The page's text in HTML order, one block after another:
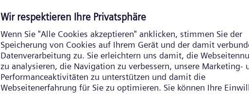
English
Mexico
Morocco
English French
Netherlands
Dutch